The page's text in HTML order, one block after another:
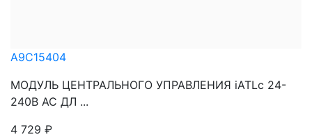
A9C15404
МОДУЛЬ ЦЕНТРАЛЬНОГО УПРАВЛЕНИЯ iATLc 24-
240В АС ДЛ ...
4 729 ₽